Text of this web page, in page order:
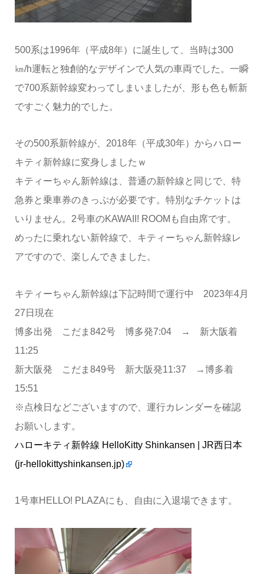
500系は1996年（平成8年）に誕生して、当時は300
㎞/h運転と独創的なデザインで人気の車両でした。一瞬
で700系新幹線変わってしまいましたが、形も色も斬新
ですごく魅力的でした。
その500系新幹線が、2018年（平成30年）からハロー
キティ新幹線に変身しましたｗ
キティーちゃん新幹線は、普通の新幹線と同じで、特
急券と乗車券のきっぷが必要です。特別なチケットは
いりません。2号車のKAWAII! ROOMも自由席です。
めったに乗れない新幹線で、キティーちゃん新幹線レ
アですので、楽しんできました。
キティーちゃん新幹線は下記時間で運行中 2023年4月
27日現在
博多出発 こだま842号 博多発7:04 → 新大阪着
11:25
新大阪発 こだま849号 新大阪発11:37 →博多着
15:51
※点検日などございますので、運行カレンダーを確認
お願いします。
ハローキティ新幹線 HelloKitty Shinkansen | JR西日本
(jr-hellokittyshinkansen.jp)
1号車HELLO! PLAZAにも、自由に入退場できます。